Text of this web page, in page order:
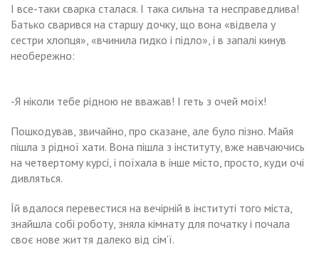
І все-таки сварка сталася. І така сильна та несправедлива!
Батько сварився на старшу дочку, що вона «відвела у
сестри хлопця», «вчинила гидко і підло», і в запалі кинув
необережно:
-Я ніколи тебе рідною не вважав! І геть з очей моїх!
Пошкодував, звичайно, про сказане, але було пізно. Майя
пішла з рідної хати. Вона пішла з інституту, вже навчаючись
на четвертому курсі, і поїхала в інше місто, просто, куди очі
дивляться.
Їй вдалося перевестися на вечірній в інституті того міста,
знайшла собі роботу, зняла кімнату для початку і почала
своє нове життя далеко від сім’ї.